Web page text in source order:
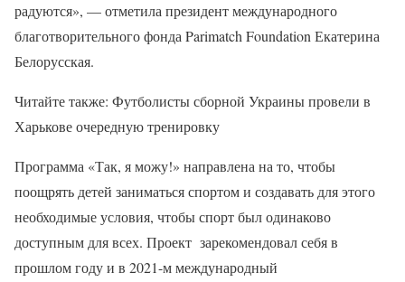
радуются», — отметила президент международного
благотворительного фонда Parimatch Foundation Екатерина
Белорусская.
Читайте также: Футболисты сборной Украины провели в
Харькове очередную тренировку
Программа «Так, я можу!» направлена ​​на то, чтобы
поощрять детей заниматься спортом и создавать для этого
необходимые условия, чтобы спорт был одинаково
доступным для всех. Проект зарекомендовал себя в
прошлом году и в 2021-м международный